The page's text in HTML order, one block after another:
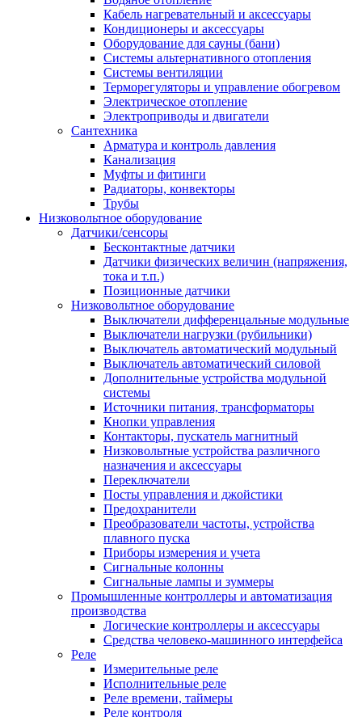
Кабель нагревательный и аксессуары
Кондиционеры и аксессуары
Оборудование для сауны (бани)
Системы альтернативного отопления
Системы вентиляции
Терморегуляторы и управление обогревом
Электрическое отопление
Электроприводы и двигатели
Сантехника
Арматура и контроль давления
Канализация
Муфты и фитинги
Радиаторы, конвекторы
Трубы
Низковольтное оборудование
Датчики/сенсоры
Бесконтактные датчики
Датчики физических величин (напряжения,
тока и т.п.)
Позиционные датчики
Низковольтное оборудование
Выключатели дифференцальные модульные
Выключатели нагрузки (рубильники)
Выключатель автоматический модульный
Выключатель автоматический силовой
Дополнительные устройства модульной
системы
Источники питания, трансформаторы
Кнопки управления
Контакторы, пускатель магнитный
Низковольтные устройства различного
назначения и аксессуары
Переключатели
Посты управления и джойстики
Предохранители
Преобразователи частоты, устройства
плавного пуска
Приборы измерения и учета
Сигнальные колонны
Сигнальные лампы и зуммеры
Промышленные контроллеры и автоматизация
производства
Логические контроллеры и аксессуары
Средства человеко-машинного интерфейса
Реле
Измерительные реле
Исполнительные реле
Реле времени, таймеры
Реле контроля